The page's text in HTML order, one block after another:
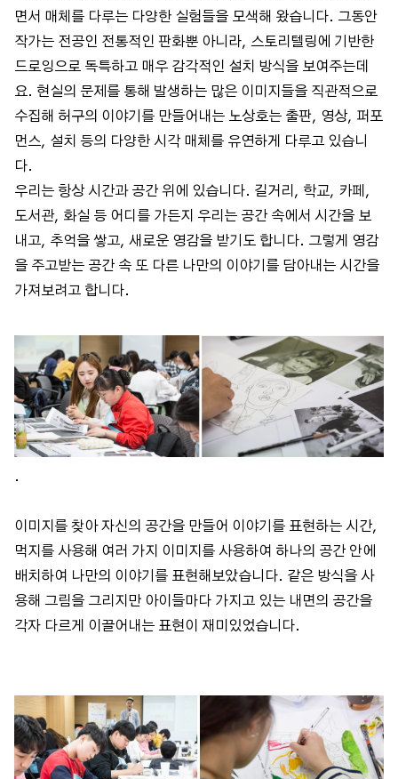
면서 매체를 다루는 다양한 실험들을 모색해 왔습니다. 그동안
작가는 전공인 전통적인 판화뿐 아니라, 스토리텔링에 기반한
드로잉으로 독특하고 매우 감각적인 설치 방식을 보여주는데
요. 현실의 문제를 통해 발생하는 많은 이미지들을 직관적으로
수집해 허구의 이야기를 만들어내는 노상호는 출판, 영상, 퍼포
먼스, 설치 등의 다양한 시각 매체를 유연하게 다루고 있습니
다.
우리는 항상 시간과 공간 위에 있습니다. 길거리, 학교, 카페,
도서관, 화실 등 어디를 가든지 우리는 공간 속에서 시간을 보
내고, 추억을 쌓고, 새로운 영감을 받기도 합니다. 그렇게 영감
을 주고받는 공간 속 또 다른 나만의 이야기를 담아내는 시간을
가져보려고 합니다.
.
이미지를 찾아 자신의 공간을 만들어 이야기를 표현하는 시간,
먹지를 사용해 여러 가지 이미지를 사용하여 하나의 공간 안에
배치하여 나만의 이야기를 표현해보았습니다. 같은 방식을 사
용해 그림을 그리지만 아이들마다 가지고 있는 내면의 공간을
각자 다르게 이끌어내는 표현이 재미있었습니다.